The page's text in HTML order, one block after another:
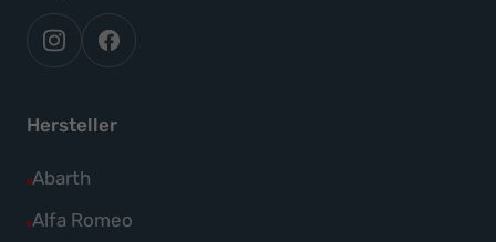
autoflex
auf
autoflex24
auf
Hersteller
Abarth
Alle
Fahrzeuge
Alfa Romeo
Alle